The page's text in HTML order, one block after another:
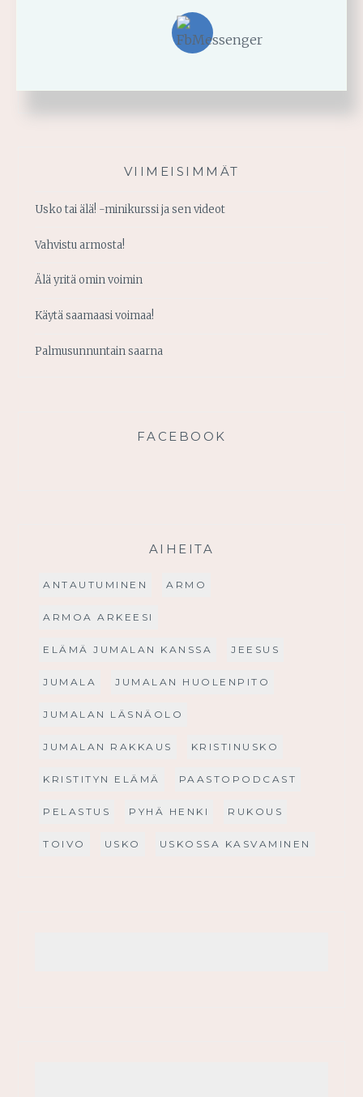
VIIMEISIMMÄT
Usko tai älä! -minikurssi ja sen videot
Vahvistu armosta!
Älä yritä omin voimin
Käytä saamaasi voimaa!
Palmusunnuntain saarna
FACEBOOK
AIHEITA
ANTAUTUMINEN ARMO
ARMOA ARKEESI
ELÄMÄ JUMALAN KANSSA JEESUS
JUMALA JUMALAN HUOLENPITO
JUMALAN LÄSNÄOLO
JUMALAN RAKKAUS KRISTINUSKO
KRISTITYN ELÄMÄ PAASTOPODCAST
PELASTUS PYHÄ HENKI RUKOUS
TOIVO USKO USKOSSA KASVAMINEN